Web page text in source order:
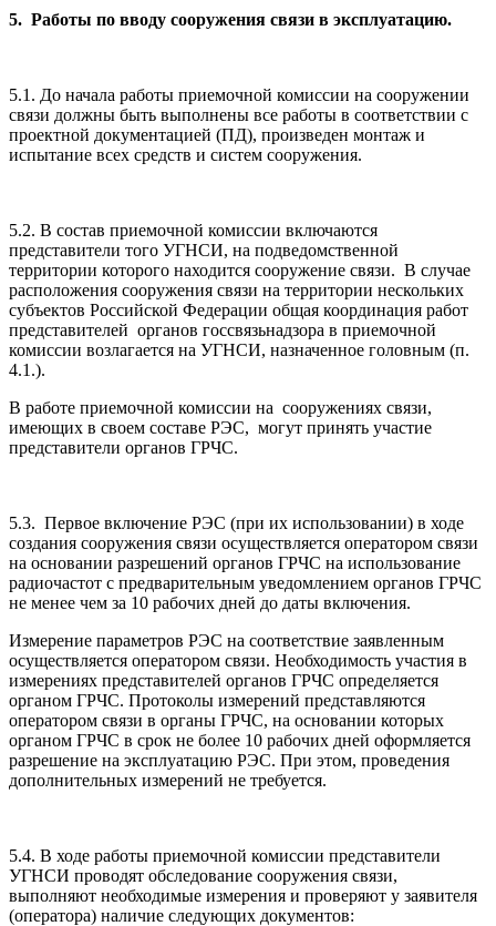
5. Работы по вводу сооружения связи в эксплуатацию.
5.1. До начала работы приемочной комиссии на сооружении
связи должны быть выполнены все работы в соответствии с
проектной документацией (ПД), произведен монтаж и
испытание всех средств и систем сооружения.
5.2. В состав приемочной комиссии включаются
представители того УГНСИ, на подведомственной
территории которого находится сооружение связи. В случае
расположения сооружения связи на территории нескольких
субъектов Российской Федерации общая координация работ
представителей органов госсвязьнадзора в приемочной
комиссии возлагается на УГНСИ, назначенное головным (п.
4.1.).
В работе приемочной комиссии на сооружениях связи,
имеющих в своем составе РЭС, могут принять участие
представители органов ГРЧС.
5.3. Первое включение РЭС (при их использовании) в ходе
создания сооружения связи осуществляется оператором связи
на основании разрешений органов ГРЧС на использование
радиочастот с предварительным уведомлением органов ГРЧС
не менее чем за 10 рабочих дней до даты включения.
Измерение параметров РЭС на соответствие заявленным
осуществляется оператором связи. Необходимость участия в
измерениях представителей органов ГРЧС определяется
органом ГРЧС. Протоколы измерений представляются
оператором связи в органы ГРЧС, на основании которых
органом ГРЧС в срок не более 10 рабочих дней оформляется
разрешение на эксплуатацию РЭС. При этом, проведения
дополнительных измерений не требуется.
5.4. В ходе работы приемочной комиссии представители
УГНСИ проводят обследование сооружения связи,
выполняют необходимые измерения и проверяют у заявителя
(оператора) наличие следующих документов: